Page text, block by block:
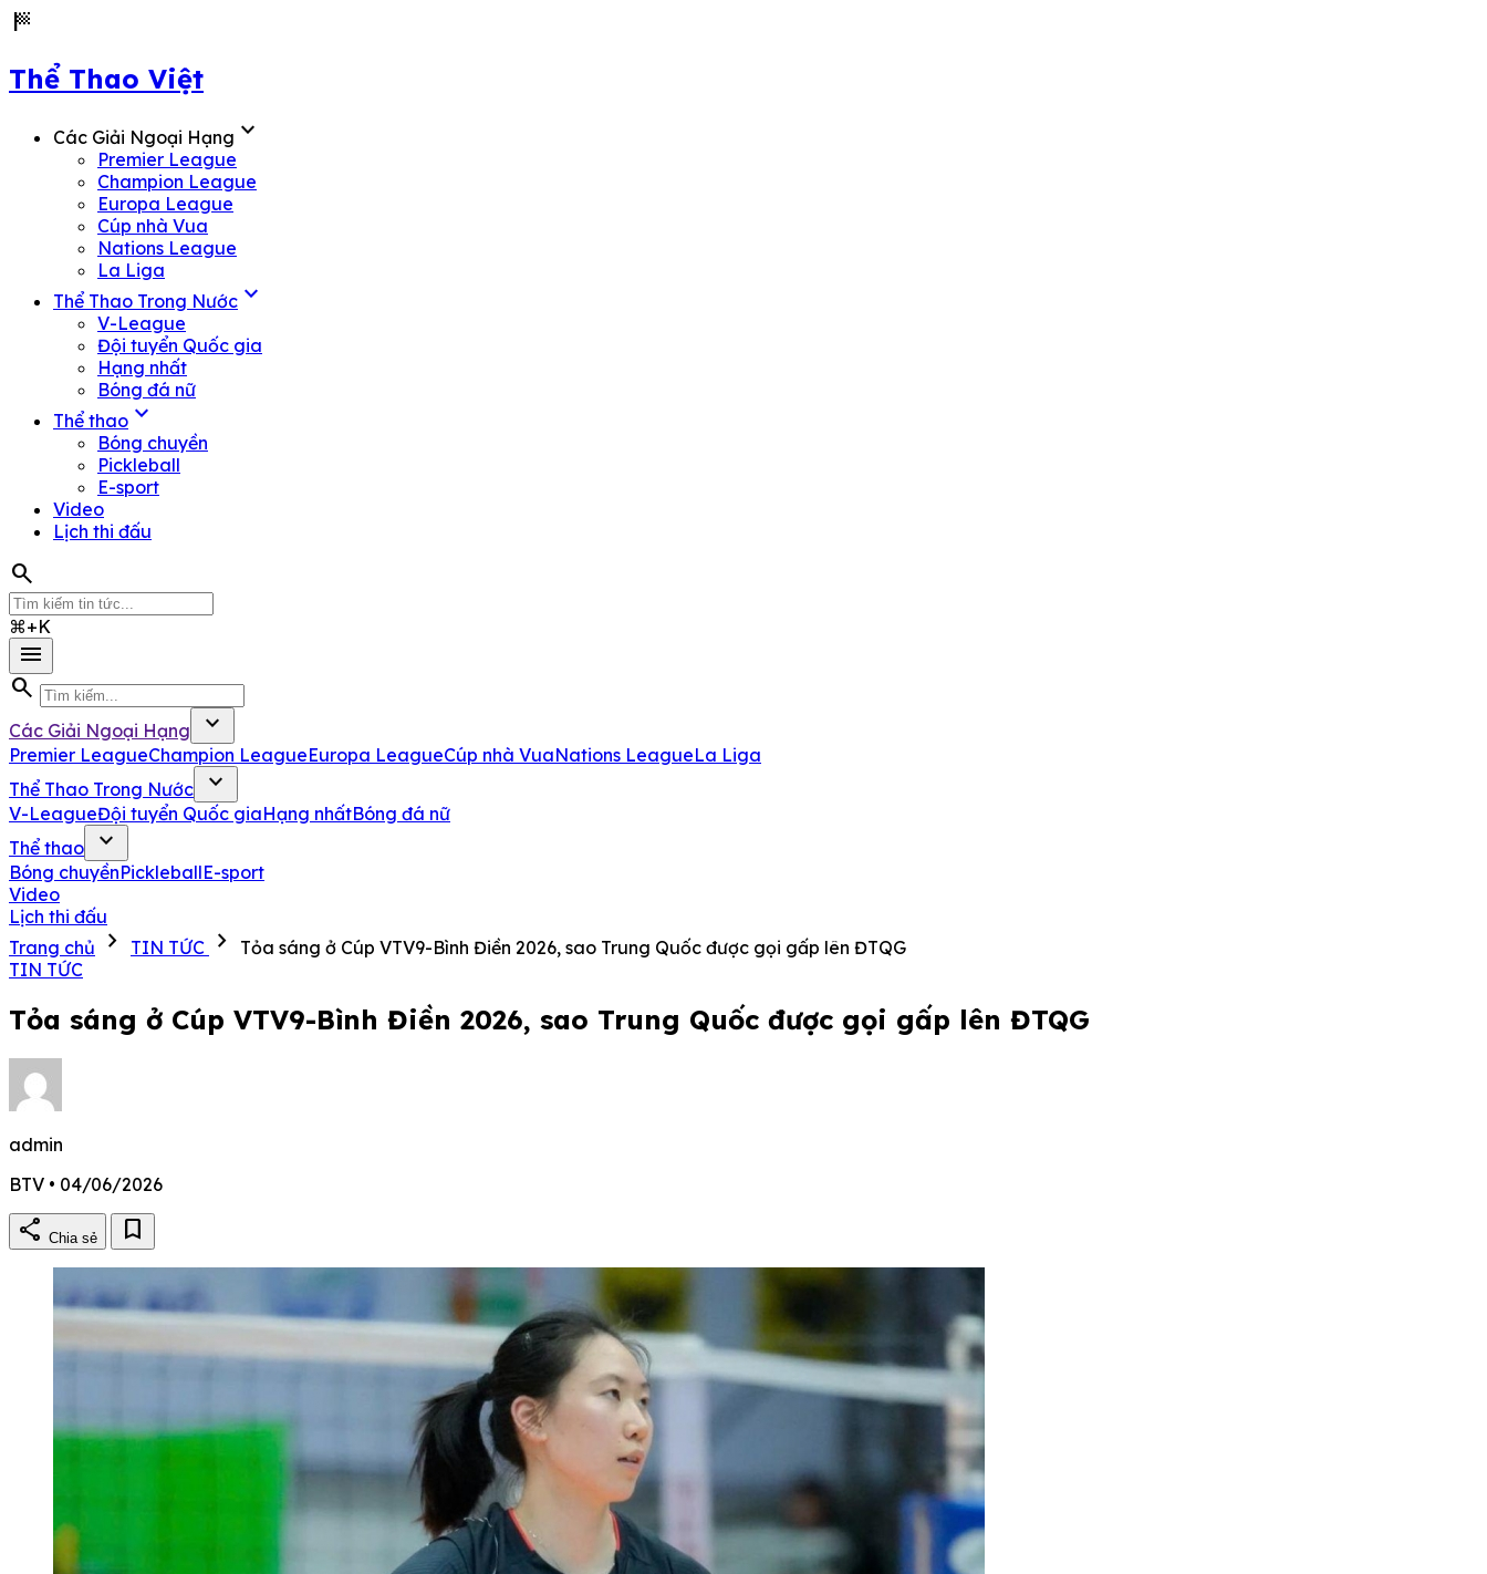
sports_score
Thể Thao Việt
Các Giải Ngoại Hạng expand_more
Premier League
Champion League
Europa League
Cúp nhà Vua
Nations League
La Liga
Thể Thao Trong Nước expand_more
V-League
Đội tuyển Quốc gia
Hạng nhất
Bóng đá nữ
Thể thao expand_more
Bóng chuyền
Pickleball
E-sport
Video
Lịch thi đấu
search
⌘+K
menu
search
Các Giải Ngoại Hạng expand_more
Premier LeagueChampion LeagueEuropa LeagueCúp nhà VuaNations LeagueLa Liga
Thể Thao Trong Nước
expand_more
V-LeagueĐội tuyển Quốc giaHạng nhấtBóng đá nữ
Thể thao
expand_more
Bóng chuyềnPickleballE-sport
Video
Lịch thi đấu
Trang chủ
chevron_right TIN TỨC chevron_right
Tỏa sáng ở Cúp VTV9-Bình Điền 2026, sao Trung Quốc được gọi gấp lên ĐTQG
TIN TỨC
Tỏa sáng ở Cúp VTV9-Bình Điền 2026, sao Trung Quốc được gọi gấp lên ĐTQG
admin
BTV • 04/06/2026
share Chia sẻ bookmark